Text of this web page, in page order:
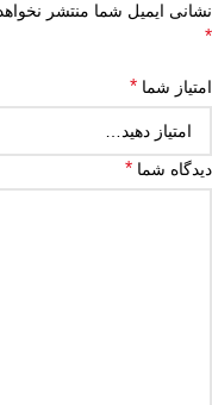
نشانی ایمیل شما منتشر
*
امتیاز شما *
دیدگاه شما *